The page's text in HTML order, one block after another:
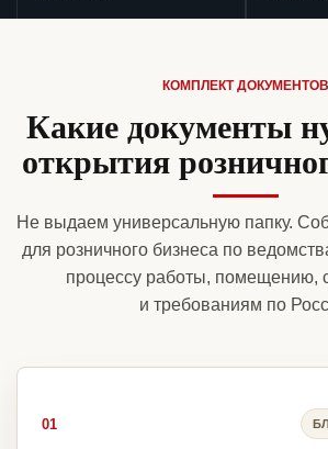
КОМПЛЕКТ ДОКУМЕНТОВ
Какие документы
открытия
Не выдаем универсальную папку.
для розничного бизнеса по
процессу работы, помещению,
и требованиям по
01